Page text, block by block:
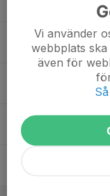
Tor
Vi använder
webbplats
även för